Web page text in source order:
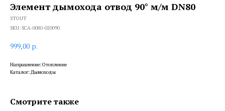
Элемент дымохода отвод 90° м/м DN80
STOUT
SKU: SCA-0080-020090
999,00 р.
Направление: Отопление
Каталог: Дымоходы
Смотрите также